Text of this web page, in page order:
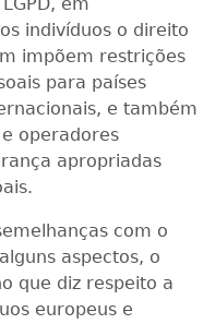
indivíduos o direito
impõem restrições
para países
e também
operadores
apropriadas
com o
aspectos, o
que diz respeito a
europeus e